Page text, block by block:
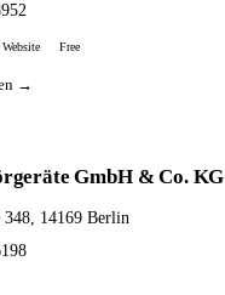
Website Free
→
GmbH & Co. KG
348, 14169 Berlin